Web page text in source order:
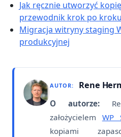
Jak ręcznie utworzyć
przewodnik krok po kroku
Migracja witryny staging
produkcyjnej
AUTOR: Rene
O autorze:
założycielem WP
kopiami